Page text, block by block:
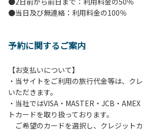
●当日及び無連絡：利用料金の100％
予約に関するご案内
【お支払いについて】
・当サイトをご利用の旅行代金等は、ク
いただきます。
・当社ではVISA・MASTER・JCB・
トカードを取り扱っております。
ご希望のカードを選択し、クレジット